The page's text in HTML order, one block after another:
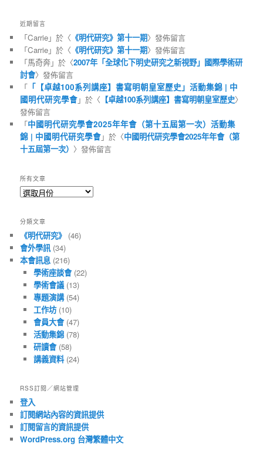
近期留言
「Carrie」於〈 《明代研究》第十一期〉發佈留言
「Carrie」於〈 《明代研究》第十一期〉發佈留言
「馬奇奔」於〈2007年「全球化下明史研究之新視野」國際學術研
討會〉發佈留言
「 「【卓越100系列講座】書寫明朝皇室歷史」活動集錦 | 中
國明代研究學會」於〈 【卓越100系列講座】書寫明朝皇室歷史〉
發佈留言
「中國明代研究學會2025年年會（第十五屆第一次）活動集
錦 | 中國明代研究學會」於〈中國明代研究學會2025年年會（第
十五屆第一次） 〉發佈留言
所有文章
所
章
分類文章
《明代研究》 (46)
會外學訊(34)
本會訊息 (216)
學術座談會(22)
學術會議(13)
專題演講(54)
工作坊(10)
會員大會(47)
活動集錦(78)
研讀會(58)
講義資料(24)
RSS訂閱／網站管理
登入
訂閱網站內容的資訊提供
訂閱留言的資訊提供
WordPress.org 台灣繁體中文